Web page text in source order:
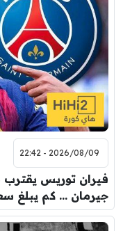
2026/08/09 - 22:42
فيران توريس يقترب
جيرمان … كم يبلغ